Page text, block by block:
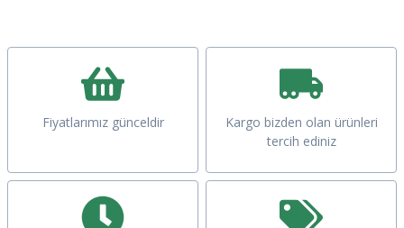
Fiyatlarımız günceldir
Kargo bizden olan ürünleri
tercih ediniz